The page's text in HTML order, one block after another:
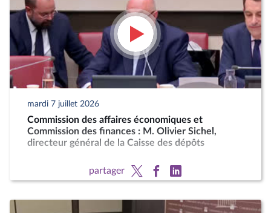
mardi 7 juillet 2026
Commission des affaires économiques et
Commission des finances : M. Olivier Sichel,
directeur général de la Caisse des dépôts
partager